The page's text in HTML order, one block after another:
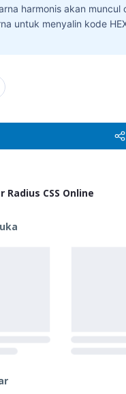
harmonis akan muncul
untuk menyalin kode
CSS Online